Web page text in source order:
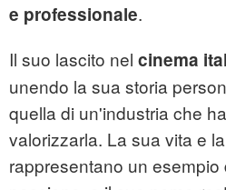
e professionale.
Il suo lascito nel cinema
unendo la sua storia
quella di un'industria che
valorizzarla. La sua vita e
rappresentano un esempio